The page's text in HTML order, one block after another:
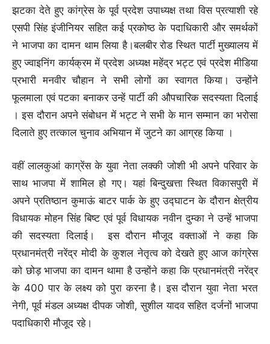
झटका देते हुए कांग्रेस के पूर्व प्रदेश उपाध्यक्ष तथा विस प्रत्याशी रहे
एसपी सिंह इंजीनियर सहित कई प्रकोष्ठ के पदाधिकारी और समर्थकों
ने भाजपा का दामन थाम लिया है।बलबीर रोड स्थित पार्टी मुख्यालय में
हुए ज्वाइनिंग कार्यक्रम में प्रदेश अध्यक्ष महेंद्र भट्ट एवं प्रदेश मीडिया
प्रभारी मनवीर चौहान ने सभी लोगों का स्वागत किया। उन्होंने
फूलमाला एवं पटका बनाकर उन्हें पार्टी की औपचारिक सदस्यता दिलाई
। इस दौरान अपने संबोधन में भट्ट ने सभी के मान सम्मान का भरोसा
दिलाते हुए तत्काल चुनाव अभियान में जुटने का आग्रह किया ।
वहीं लालकुआं काग्रेंस के युवा नेता लक्की जोशी भी अपने परिवार के
साथ भाजपा में शामिल हो गए। यहां बिन्दुखत्ता स्थित विकासपुरी में
अपने प्रतिष्ठान कुमाऊं बाटर पार्क के हुए उद्घाटन के दौरान क्षेत्रीय
विधायक मोहन सिंह बिष्ट एवं पूर्व विधायक नवीन दुम्का ने उन्हें भाजपा
की सदस्यता दिलाई। इस दौरान मौजूद वक्ताओं ने कहा कि
प्रधानमंत्री नरेंद्र मोदी के कुशल नेतृत्व को देखते हुए आज कांग्रेस
को छोड़ भाजपा का दामन थामा है उन्होंने कहा कि प्रधानमंत्री नरेंद्र
के 400 पार के लक्ष्य को पुरा करना है। इस दौरान युवा नेता भरत
नेगी, पूर्व मंडल अध्यक्ष दीपक जोशी, सुशील यादव सहित दर्जनों भाजपा
पदाधिकारी मौजूद रहे।